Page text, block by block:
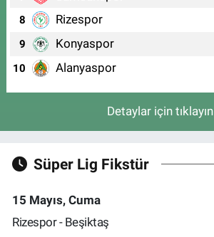
8 Rizespor
9 Konyaspor
10 Alanyaspor
Detaylar için tıklayın
Süper Lig Fikstür
15 Mayıs, Cuma
Rizespor - Beşiktaş